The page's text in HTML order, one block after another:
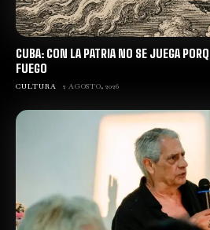
CUBA: CON LA PATRIA NO SE JUEGA
FUEGO
CULTURA 2 AGOSTO, 2026